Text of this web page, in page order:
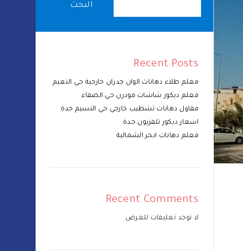
البحث
Recent Posts
معلم طلاء دهانات الوان جدران خارجية حي النعيم
معلم ديكور شاشات مودرن حي الصفاء
مقاول دهانات تشطيب خارجي حي النسيم جدة
اسعار ديكور تلفزيون جدة
معلم دهانات ابحر الشمالية
Recent Comments
لا توجد تعليقات للعرض.